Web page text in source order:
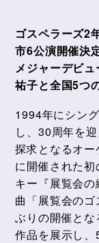
ゴスペラーズ2
市6公演開催決
メジャーデビ
祐子と全国5つ
1994年にシン
し、30周年を
探求となるオ
に開催された
キー『展覧会
曲「展覧会の
ぶりの開催と
作品を展示し、